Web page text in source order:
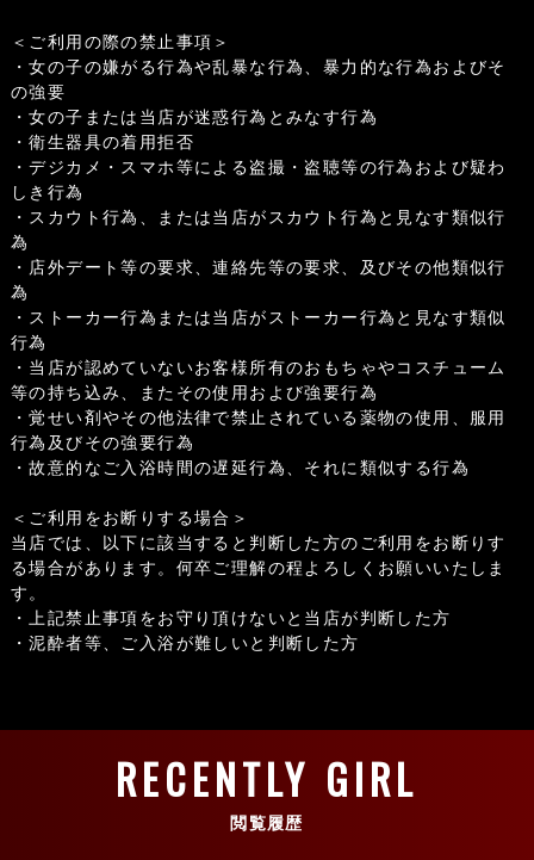
＜ご利用の際の禁止事項＞
・女の子の嫌がる行為や乱暴な行為、暴力的な行為およびそ
の強要
・女の子または当店が迷惑行為とみなす行為
・衛生器具の着用拒否
・デジカメ・スマホ等による盗撮・盗聴等の行為および疑わ
しき行為
・スカウト行為、または当店がスカウト行為と見なす類似行
為
・店外デート等の要求、連絡先等の要求、及びその他類似行
為
・ストーカー行為または当店がストーカー行為と見なす類似
行為
・当店が認めていないお客様所有のおもちゃやコスチューム
等の持ち込み、またその使用および強要行為
・覚せい剤やその他法律で禁止されている薬物の使用、服用
行為及びその強要行為
・故意的なご入浴時間の遅延行為、それに類似する行為
＜ご利用をお断りする場合＞
当店では、以下に該当すると判断した方のご利用をお断りす
る場合があります。何卒ご理解の程よろしくお願いいたしま
す。
・上記禁止事項をお守り頂けないと当店が判断した方
・泥酔者等、ご入浴が難しいと判断した方
RECENTLY GIRL
閲覧履歴